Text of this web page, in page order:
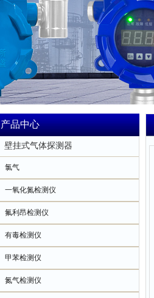
产品中心
壁挂式气体探测器
氯气
一氧化氮检测仪
氟利昂检测仪
有毒检测仪
甲苯检测仪
氮气检测仪